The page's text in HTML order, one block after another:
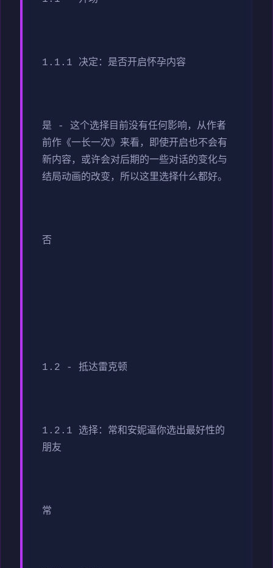
1.1.1 决定：是否开启怀孕内容
是 - 这个选择目前没有任何影响，从作者
前作《一长一次》来看，即使开启也不会有
新内容，或许会对后期的一些对话的变化与
结局动画的改变，所以这里选择什么都好。
否
1.2 - 抵达雷克顿
1.2.1 选择：常和安妮逼你选出最好性的
朋友
常